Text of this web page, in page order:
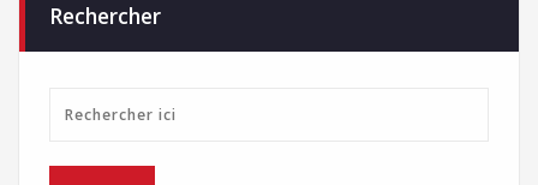
Rechercher